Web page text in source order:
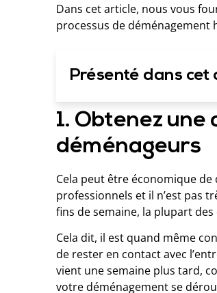
Dans cet article, nous vous
processus de déménagement
Présenté dans cet
1. Obtenez
déménageurs
Cela peut être économique
professionnels et il n’est pas
fins de semaine, la plupart
Cela dit, il est quand même
de rester en contact avec
vient une semaine plus tard,
votre déménagement se